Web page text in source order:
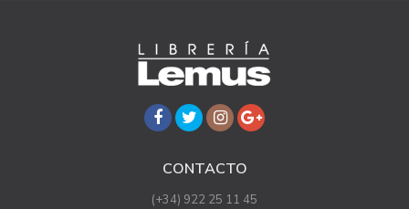
CONTACTO
(+34) 922 25 11 45